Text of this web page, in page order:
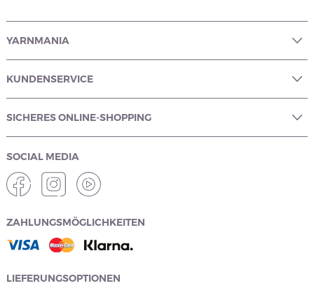
YARNMANIA
KUNDENSERVICE
SICHERES ONLINE-SHOPPING
SOCIAL MEDIA
ZAHLUNGSMÖGLICHKEITEN
LIEFERUNGSOPTIONEN